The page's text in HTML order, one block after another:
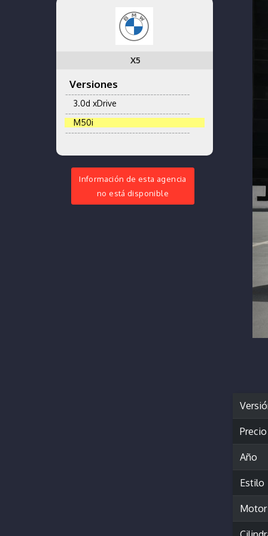
X5
Versiones
3.0d xDrive
M50i
Información de esta agencia
no está disponible
Precio
Año
Estilo
Motor